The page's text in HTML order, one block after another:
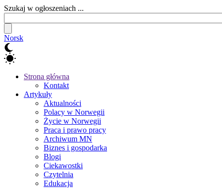
Szukaj w ogłoszeniach ...
Norsk
Strona główna
Kontakt
Artykuły
Aktualności
Polacy w Norwegii
Życie w Norwegii
Praca i prawo pracy
Archiwum MN
Biznes i gospodarka
Blogi
Ciekawostki
Czytelnia
Edukacja